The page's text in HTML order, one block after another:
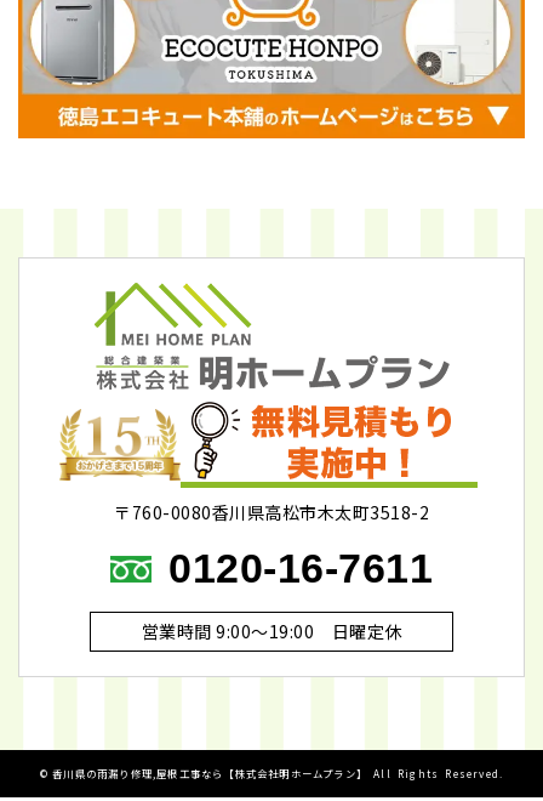
〒760-0080香川県高松市木太町3518-2
0120-16-7611
営業時間 9:00～19:00 日曜定休
©香川県の雨漏り修理,屋根工事なら【株式会社明ホームプラン】 All Rights Reserved.